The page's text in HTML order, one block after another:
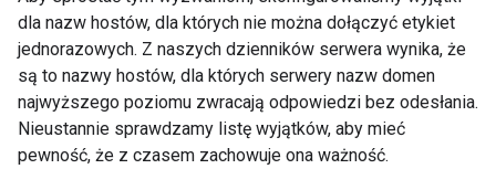
dla nazw hostów, dla których nie można dołączyć etykiet
jednorazowych. Z naszych dzienników serwera wynika, że
są to nazwy hostów, dla których serwery nazw domen
najwyższego poziomu zwracają odpowiedzi bez odesłania.
Nieustannie sprawdzamy listę wyjątków, aby mieć
pewność, że z czasem zachowuje ona ważność.